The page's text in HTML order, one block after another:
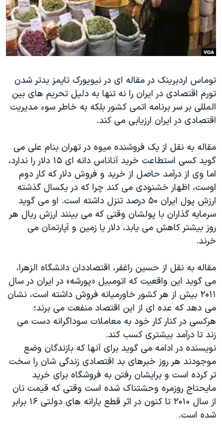
فرهنگ و زندگی
حقوق شهروندی
اقتصادی
اسرائیل در جنگ
گالری عکس
آرشیو پخش زنده
مستندها
انتخابات ریاست جمهوری آمریکا ۲۰۲۴
حمله جمهوری اسلامی به اسرائیل
ورزش زنان در ایران
اعتراضات زن، زندگی، آزادی
مجموعه مستندهای دادخواهی
دادگاه حمید نوری
چهل سال گروگان‌گیری
قانون شفافیت دارائی کادر رهبری ایران
اعتراضات مردمی آبان ۹۸
اسرائیل در جنگ
نرگس محمدی برنده جایزه نوبل صلح
صفحه‌های ویژه
سفر پرزیدنت ترامپ به چین
دنبال کنید
زبانهای مختلف
توماس اردبرينک در مقاله ای در نيويورک تايمز بدتر شدن
تورم اقتصادی در ايران را نه تنها به دليل تحريم های بين
المللی بر سر برنامه اتمی کشور بلکه به خاطر سوء مديريت
اقتصادی در ايران ارزيابی می کند.
مقاله به نقل از يک فروشنده ميوه در تهران بنام علی می
گويد کسی استطاعت خريد آناناس دانه ای ١۵ دلار را ندارد،
اما وی از درآمد حاصل از خريد و فروش دلار که کار دوم
اوست، اظهار خشنودی می کند چرا که در يکسال گذشته
ارزش پول ايران ۵۰ درصد تنزل داشته است. او می گويد
سرمايه گذاران با پولشان وقتی که می بينند ارزش ريال هر
روز بيشتر کاهش می يابد، دلار يا زمين و آپارتمان می
خرند.
مقاله به نقل از حسين راغفر، اقتصاددان دانشگاه الزهرا،
می گويد اين واقعيت که اتومبيل «پورشه» در ايران در سال
۲۰١١ بيش از هر کشور خاورميانه فروش داشته است، نشان
می دهد که عده ای از اين اقتصاد منفعت می برند؛
هرکسی در کنار کار خود به معاملات سوداگرانه دست می
زند تا درآمد بيشتری کسب کند.
نويسنده در ادامه می گويد برای آنها که بازندگان وضع
موجودند هر روز خبرهای بد اقتصادی زندگی شان را سخت
تر کرده است و برايشان رفتن به فروشگاه برای خريد
مايحتاج روزمره وحشتناک شده است وقتی که قيمت نان
از سال ۲۰١۰ تا کنون در اثر قطع يارانه های دولتی ١۶ برابر
شده است.